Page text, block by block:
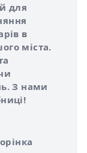
для
в
міста.
З нами